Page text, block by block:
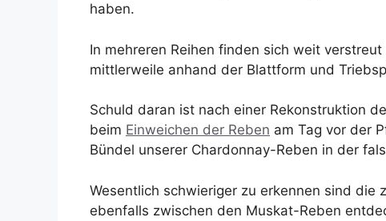
haben.
In mehreren Reihen finden sich weit
mittlerweile anhand der Blattform und
Schuld daran ist nach einer Rekonstruktion
beim Einweichen der Reben am Tag vor der
Bündel unserer Chardonnay-Reben in der
Wesentlich schwieriger zu erkennen sind
ebenfalls zwischen den Muskat-Reben